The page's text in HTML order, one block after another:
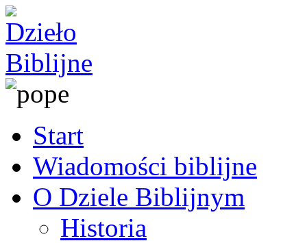
Start
Wiadomości biblijne
O Dziele Biblijnym
Historia